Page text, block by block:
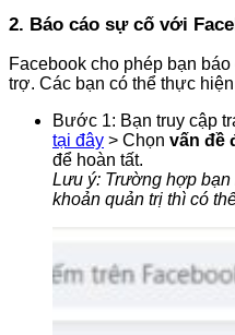
2. Báo cáo sự cố với
Facebook cho phép bạn
trợ. Các bạn có thể thực
Bước 1: Bạn truy cập
tại đây > Chọn vấn đề
để hoàn tất.
Lưu ý: Trường hợp
khoản quản trị thì có